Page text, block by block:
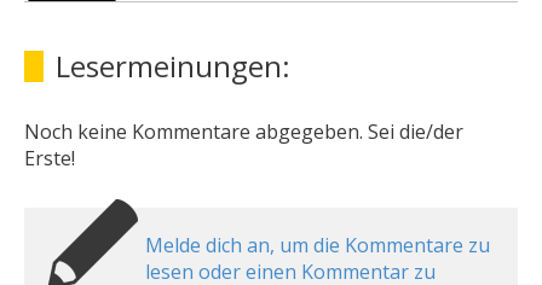
Lesermeinungen:
Noch keine Kommentare abgegeben. Sei die/der
Erste!
Melde dich an, um die Kommentare zu
lesen oder einen Kommentar zu